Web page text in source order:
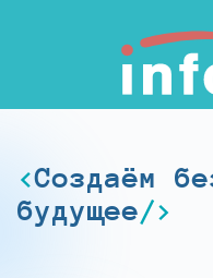
Создаём
будущее